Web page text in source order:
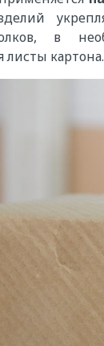
в
листы картона.